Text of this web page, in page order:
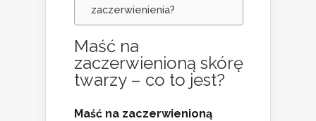
zaczerwienienia?
Maść na
zaczerwienioną skórę
twarzy – co to jest?
Maść na zaczerwienioną